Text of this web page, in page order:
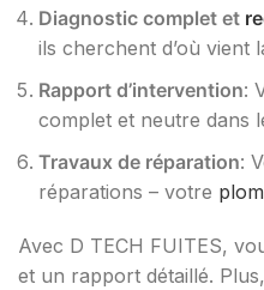
Diagnostic complet et
ils cherchent d’où vient
Rapport d’intervention:
complet et neutre dans
Travaux de réparation:
réparations – votre
Avec D TECH FUITES,
et un rapport détaillé.